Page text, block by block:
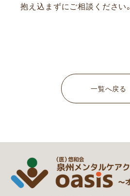
抱え込まずにご相談ください。
一覧へ戻る